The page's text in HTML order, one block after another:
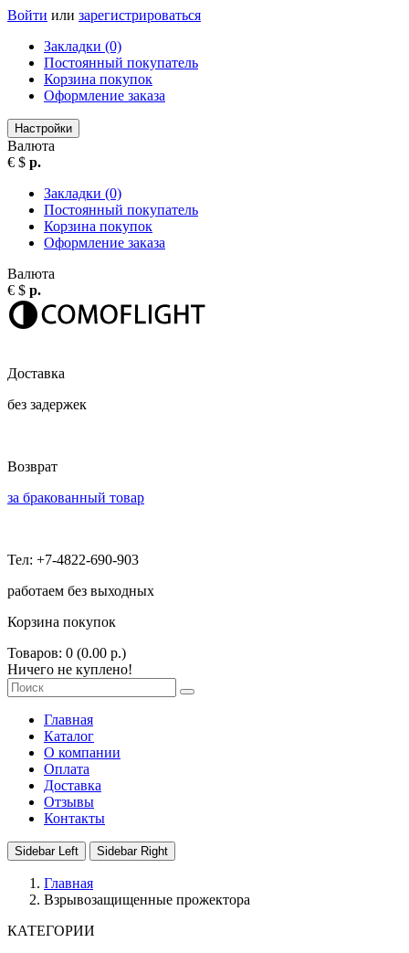
Войти или зарегистрироваться
Закладки (0)
Постоянный покупатель
Корзина покупок
Оформление заказа
Настройки
Валюта
€ $ р.
Закладки (0)
Постоянный покупатель
Корзина покупок
Оформление заказа
Валюта
€ $ р.
Доставка
без задержек
Возврат
за бракованный товар
Тел: +7-4822-690-903
работаем без выходных
Корзина покупок
Товаров: 0 (0.00 р.)
Ничего не куплено!
Главная
Каталог
О компании
Оплата
Доставка
Отзывы
Контакты
Sidebar Left Sidebar Right
Главная
Взрывозащищенные прожектора
КАТЕГОРИИ